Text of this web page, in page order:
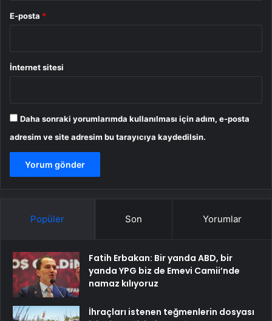
E-posta *
İnternet sitesi
Daha sonraki yorumlarımda kullanılması için adım, e-posta
adresim ve site adresim bu tarayıcıya kaydedilsin.
Popüler Son Yorumlar
Fatih Erbakan: Bir yanda ABD, bir
yanda YPG biz de Emevi Camii’nde
namaz kılıyoruz
İhraçları istenen teğmenlerin dosyası